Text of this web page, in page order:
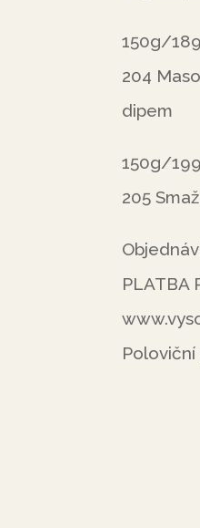
150g/
204
dipem
150g/
205
PLATBA